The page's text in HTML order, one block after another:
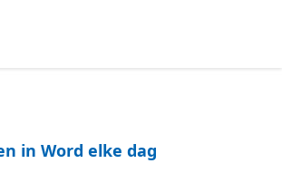
in Word elke dag